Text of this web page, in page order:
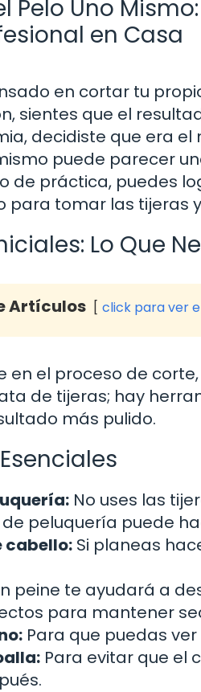
Pelo Uno
en Casa
en cortar tu
sientes que el
decidiste que era
puede parecer
de práctica, puedes
para tomar las tijeras
Lo Que
Artículos click para ver
en el proceso de
de tijeras; hay
más pulido.
No uses las
peluquería puede
cabello: Si planeas
peine te ayudará a
para mantener
Para que puedas
Para evitar que el